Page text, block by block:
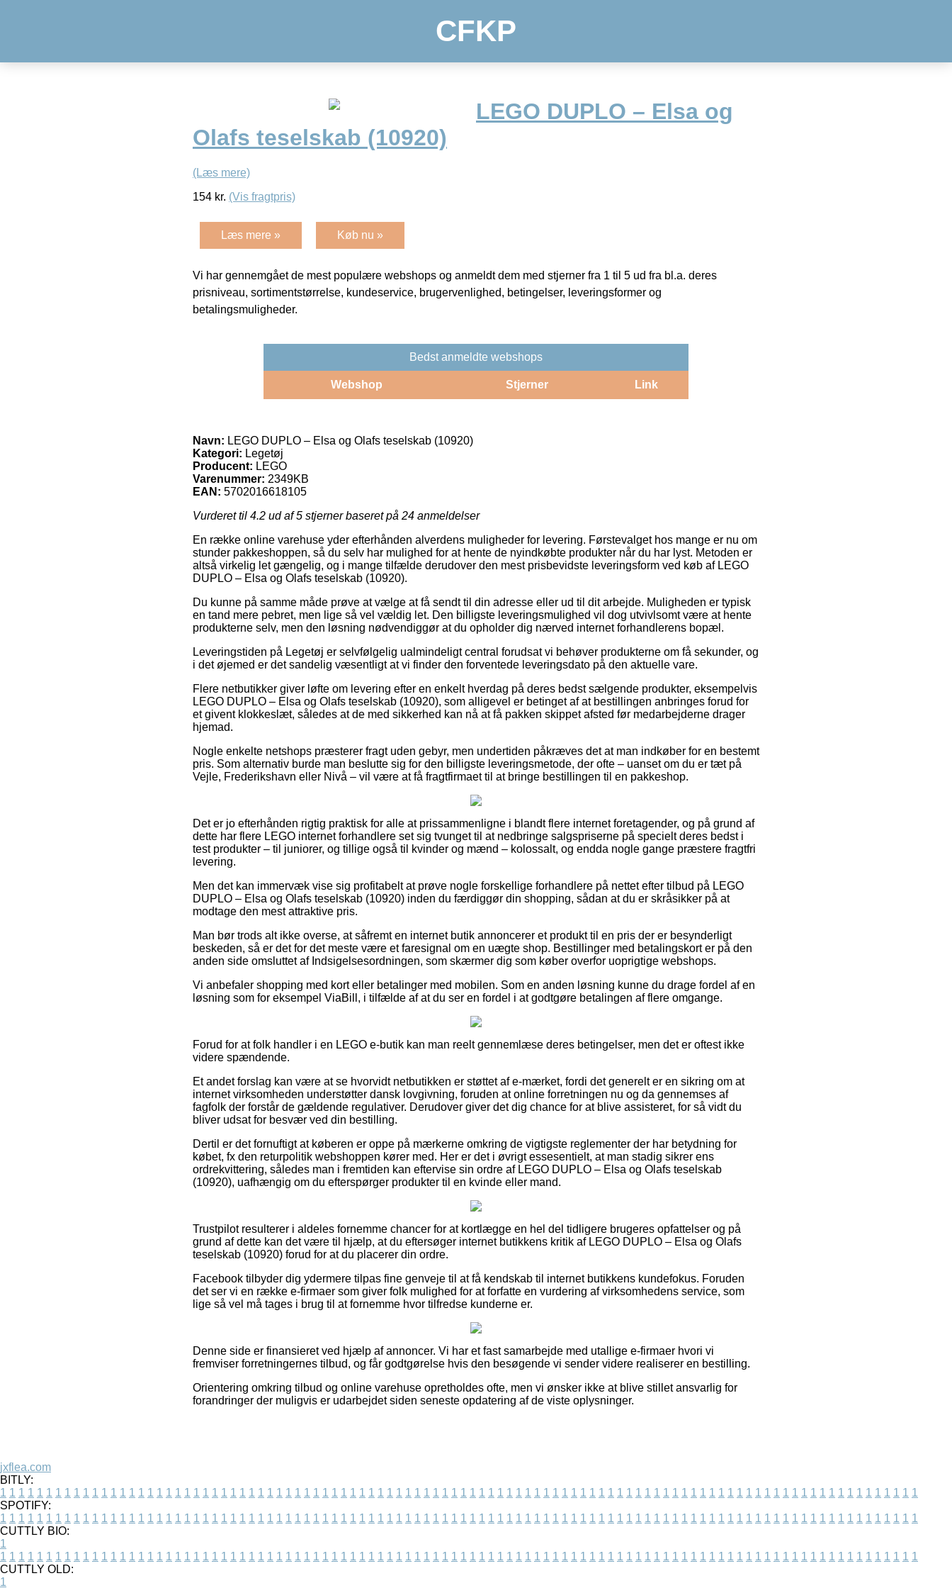
CFKP
LEGO DUPLO – Elsa og
Olafs teselskab (10920)
(Læs mere)
154 kr. (Vis fragtpris)
Læs mere » Køb nu »
Vi har gennemgået de mest populære webshops og anmeldt dem med stjerner fra 1 til 5 ud fra bl.a. deres
prisniveau, sortimentstørrelse, kundeservice, brugervenlighed, betingelser, leveringsformer og
betalingsmuligheder.
Bedst anmeldte webshops
Webshop Stjerner Link
Navn: LEGO DUPLO – Elsa og Olafs teselskab (10920)
Kategori: Legetøj
Producent: LEGO
Varenummer: 2349KB
EAN: 5702016618105
Vurderet til 4.2 ud af 5 stjerner baseret på 24 anmeldelser
En række online varehuse yder efterhånden alverdens muligheder for levering. Førstevalget hos mange er nu om
stunder pakkeshoppen, så du selv har mulighed for at hente de nyindkøbte produkter når du har lyst. Metoden er
altså virkelig let gængelig, og i mange tilfælde derudover den mest prisbevidste leveringsform ved køb af LEGO
DUPLO – Elsa og Olafs teselskab (10920).
Du kunne på samme måde prøve at vælge at få sendt til din adresse eller ud til dit arbejde. Muligheden er typisk
en tand mere pebret, men lige så vel vældig let. Den billigste leveringsmulighed vil dog utvivlsomt være at hente
produkterne selv, men den løsning nødvendiggør at du opholder dig nærved internet forhandlerens bopæl.
Leveringstiden på Legetøj er selvfølgelig ualmindeligt central forudsat vi behøver produkterne om få sekunder, og
i det øjemed er det sandelig væsentligt at vi finder den forventede leveringsdato på den aktuelle vare.
Flere netbutikker giver løfte om levering efter en enkelt hverdag på deres bedst sælgende produkter, eksempelvis
LEGO DUPLO – Elsa og Olafs teselskab (10920), som alligevel er betinget af at bestillingen anbringes forud for
et givent klokkeslæt, således at de med sikkerhed kan nå at få pakken skippet afsted før medarbejderne drager
hjemad.
Nogle enkelte netshops præsterer fragt uden gebyr, men undertiden påkræves det at man indkøber for en bestemt
pris. Som alternativ burde man beslutte sig for den billigste leveringsmetode, der ofte – uanset om du er tæt på
Vejle, Frederikshavn eller Nivå – vil være at få fragtfirmaet til at bringe bestillingen til en pakkeshop.
Det er jo efterhånden rigtig praktisk for alle at prissammenligne i blandt flere internet foretagender, og på grund af
dette har flere LEGO internet forhandlere set sig tvunget til at nedbringe salgspriserne på specielt deres bedst i
test produkter – til juniorer, og tillige også til kvinder og mænd – kolossalt, og endda nogle gange præstere fragtfri
levering.
Men det kan immervæk vise sig profitabelt at prøve nogle forskellige forhandlere på nettet efter tilbud på LEGO
DUPLO – Elsa og Olafs teselskab (10920) inden du færdiggør din shopping, sådan at du er skråsikker på at
modtage den mest attraktive pris.
Man bør trods alt ikke overse, at såfremt en internet butik annoncerer et produkt til en pris der er besynderligt
beskeden, så er det for det meste være et faresignal om en uægte shop. Bestillinger med betalingskort er på den
anden side omsluttet af Indsigelsesordningen, som skærmer dig som køber overfor uoprigtige webshops.
Vi anbefaler shopping med kort eller betalinger med mobilen. Som en anden løsning kunne du drage fordel af en
løsning som for eksempel ViaBill, i tilfælde af at du ser en fordel i at godtgøre betalingen af flere omgange.
Forud for at folk handler i en LEGO e-butik kan man reelt gennemlæse deres betingelser, men det er oftest ikke
videre spændende.
Et andet forslag kan være at se hvorvidt netbutikken er støttet af e-mærket, fordi det generelt er en sikring om at
internet virksomheden understøtter dansk lovgivning, foruden at online forretningen nu og da gennemses af
fagfolk der forstår de gældende regulativer. Derudover giver det dig chance for at blive assisteret, for så vidt du
bliver udsat for besvær ved din bestilling.
Dertil er det fornuftigt at køberen er oppe på mærkerne omkring de vigtigste reglementer der har betydning for
købet, fx den returpolitik webshoppen kører med. Her er det i øvrigt essesentielt, at man stadig sikrer ens
ordrekvittering, således man i fremtiden kan eftervise sin ordre af LEGO DUPLO – Elsa og Olafs teselskab
(10920), uafhængig om du efterspørger produkter til en kvinde eller mand.
Trustpilot resulterer i aldeles fornemme chancer for at kortlægge en hel del tidligere brugeres opfattelser og på
grund af dette kan det være til hjælp, at du eftersøger internet butikkens kritik af LEGO DUPLO – Elsa og Olafs
teselskab (10920) forud for at du placerer din ordre.
Facebook tilbyder dig ydermere tilpas fine genveje til at få kendskab til internet butikkens kundefokus. Foruden
det ser vi en række e-firmaer som giver folk mulighed for at forfatte en vurdering af virksomhedens service, som
lige så vel må tages i brug til at fornemme hvor tilfredse kunderne er.
Denne side er finansieret ved hjælp af annoncer. Vi har et fast samarbejde med utallige e-firmaer hvori vi
fremviser forretningernes tilbud, og får godtgørelse hvis den besøgende vi sender videre realiserer en bestilling.
Orientering omkring tilbud og online varehuse opretholdes ofte, men vi ønsker ikke at blive stillet ansvarlig for
forandringer der muligvis er udarbejdet siden seneste opdatering af de viste oplysninger.
jxflea.com
BITLY:
1 1 1 1 1 1 1 1 1 1 1 1 1 1 1 1 1 1 1 1 1 1 1 1 1 1 1 1 1 1 1 1 1 1 1 1 1 1 1 1 1 1 1 1 1 1 1 1 1 1 1 1 1 1 1 1 1 1 1 1 1 1 1 1 1 1 1 1 1 1 1 1 1 1 1 1 1 1 1 1 1 1 1 1 1 1 1 1 1 1 1 1 1 1 1 1 1 1 1 1
SPOTIFY:
1 1 1 1 1 1 1 1 1 1 1 1 1 1 1 1 1 1 1 1 1 1 1 1 1 1 1 1 1 1 1 1 1 1 1 1 1 1 1 1 1 1 1 1 1 1 1 1 1 1 1 1 1 1 1 1 1 1 1 1 1 1 1 1 1 1 1 1 1 1 1 1 1 1 1 1 1 1 1 1 1 1 1 1 1 1 1 1 1 1 1 1 1 1 1 1 1 1 1 1
CUTTLY BIO:
1
1 1 1 1 1 1 1 1 1 1 1 1 1 1 1 1 1 1 1 1 1 1 1 1 1 1 1 1 1 1 1 1 1 1 1 1 1 1 1 1 1 1 1 1 1 1 1 1 1 1 1 1 1 1 1 1 1 1 1 1 1 1 1 1 1 1 1 1 1 1 1 1 1 1 1 1 1 1 1 1 1 1 1 1 1 1 1 1 1 1 1 1 1 1 1 1 1 1 1 1
CUTTLY OLD:
1